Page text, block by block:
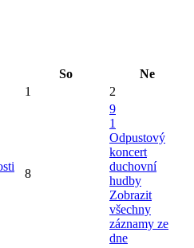
So
Ne
1 2
8
9
1
Odpustový
koncert
duchovní
hudby
Zobrazit
všechny
záznamy ze
dne